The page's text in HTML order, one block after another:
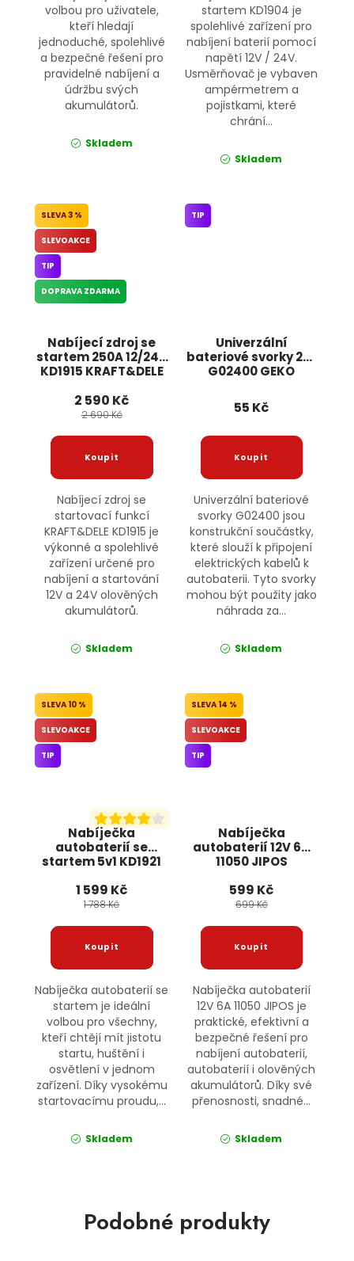
volbou pro uživatele,
kteří hledají
jednoduché, spolehlivé
a bezpečné řešení pro
pravidelné nabíjení a
údržbu svých
akumulátorů.
Skladem
startem KD1904 je
spolehlivé zařízení pro
nabíjení baterií pomocí
napětí 12V / 24V.
Usměrňovač je vybaven
ampérmetrem a
pojistkami, které
chrání...
Skladem
Nabíjecí zdroj se
startem 250A 12/24V
KD1915 KRAFT&DELE
3 %
SLEVOAKCE
TIP
DOPRAVA ZDARMA
2 590 Kč
2 690 Kč
Nabíjecí zdroj se
startovací funkcí
KRAFT&DELE KD1915 je
výkonné a spolehlivé
zařízení určené pro
nabíjení a startování
12V a 24V olověných
akumulátorů.
Skladem
Univerzální
bateriové svorky 2ks
G02400 GEKO
TIP
55 Kč
Univerzální bateriové
svorky G02400 jsou
konstrukční součástky,
které slouží k připojení
elektrických kabelů k
autobaterii. Tyto svorky
mohou být použity jako
náhrada za...
Skladem
Nabíječka
autobaterií se
startem 5v1 KD1921
startování,
kompresor, svítilna
KRAFT&DELE
10 %
SLEVOAKCE
TIP
1 599 Kč
1 788 Kč
Nabíječka autobaterií se
startem je ideální
volbou pro všechny,
kteří chtějí mít jistotu
startu, huštění i
osvětlení v jednom
zařízení. Díky vysokému
startovacímu proudu,...
Skladem
Nabíječka
autobaterií 12V 6A
11050 JIPOS
14 %
SLEVOAKCE
TIP
599 Kč
699 Kč
Nabíječka autobaterií
12V 6A 11050 JIPOS je
praktické, efektivní a
bezpečné řešení pro
nabíjení autobaterií,
autobaterií i olověných
akumulátorů. Díky své
přenosnosti, snadné...
Skladem
Podobné produkty